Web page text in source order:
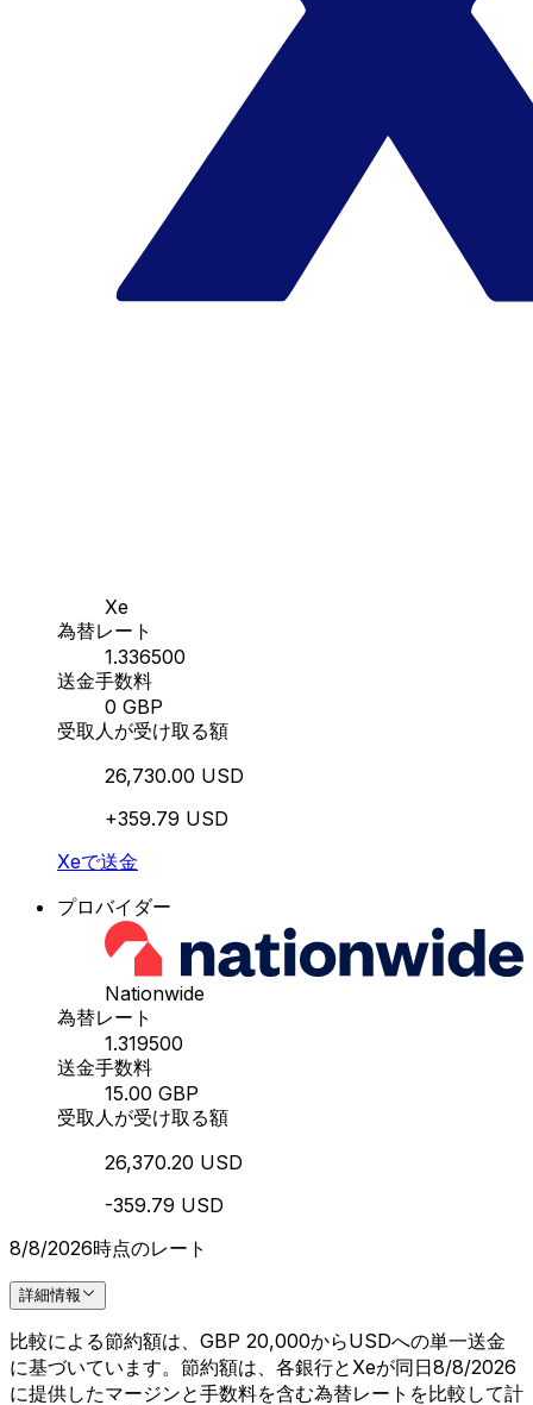
Xe
為替レート
1.336500
送金手数料
0 GBP
受取人が受け取る額
26,730.00 USD
+359.79 USD
Xeで送金
プロバイダー
Nationwide
為替レート
1.319500
送金手数料
15.00 GBP
受取人が受け取る額
26,370.20 USD
-359.79 USD
8/8/2026時点のレート
詳細情報
比較による節約額は、GBP 20,000からUSDへの単一送金
に基づいています。節約額は、各銀行とXeが同日8/8/2026
に提供したマージンと手数料を含む為替レートを比較して計